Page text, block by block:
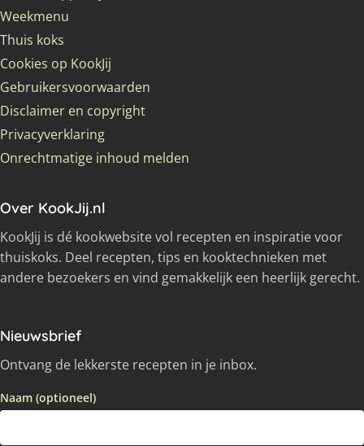
Weekmenu
Thuis koks
Cookies op KookJij
Gebruikersvoorwaarden
Disclaimer en copyright
Privacyverklaring
Onrechtmatige inhoud melden
Over KookJij.nl
KookJij is dé kookwebsite vol recepten en inspiratie voor
thuiskoks. Deel recepten, tips en kooktechnieken met
andere bezoekers en vind gemakkelijk een heerlijk gerecht.
Nieuwsbrief
Ontvang de lekkerste recepten in je inbox.
Naam (optioneel)